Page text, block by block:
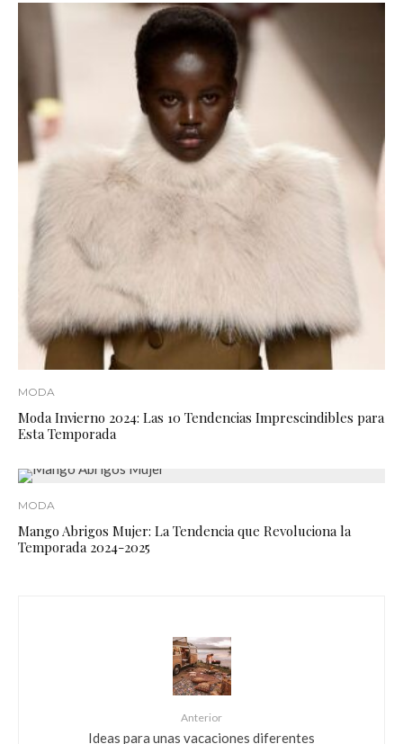
MODA
Moda Invierno 2024: Las 10 Tendencias Imprescindibles para
Esta Temporada
MODA
Mango Abrigos Mujer: La Tendencia que Revoluciona la
Temporada 2024-2025
Anterior
Ideas para unas vacaciones diferentes